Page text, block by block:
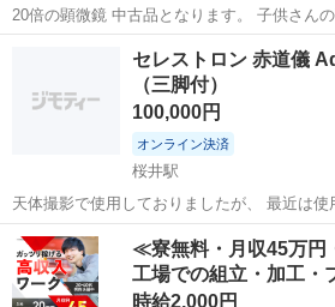
20倍の顕微鏡 中古品となります。 子供さん
残り2台あります
西春駅 望遠鏡、
セレストロン 赤道儀
（三脚付）
100,000円
オンライン決済
桜井駅
天体撮影で使用しておりましたが、 最近は
使っていただける方にお渡しします。 備品については揃っているか確
認中となります。 写真についても追加予定
軽にご連絡ください
愛知 安城市 桜井駅 望遠鏡、顕微
≪寮無料・月収45万円
工場での組立・加工・
時給2,000円